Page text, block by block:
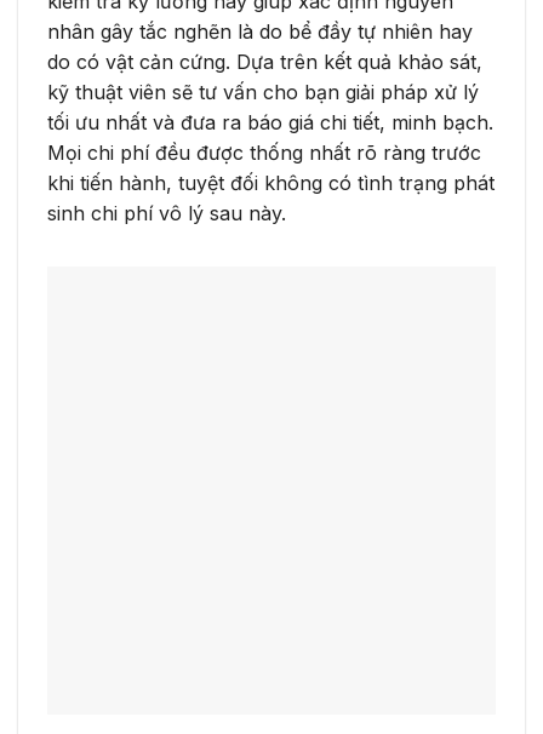
nhân gây tắc nghẽn là do bể đầy tự nhiên hay
do có vật cản cứng. Dựa trên kết quả khảo sát,
kỹ thuật viên sẽ tư vấn cho bạn giải pháp xử lý
tối ưu nhất và đưa ra báo giá chi tiết, minh bạch.
Mọi chi phí đều được thống nhất rõ ràng trước
khi tiến hành, tuyệt đối không có tình trạng phát
sinh chi phí vô lý sau này.